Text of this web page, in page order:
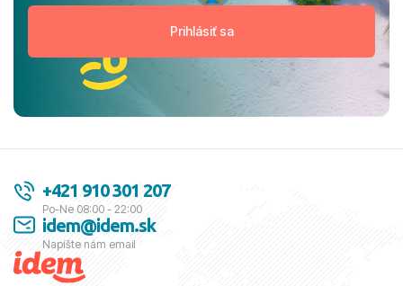
+421 910 301 207
Po-Ne 08:00 - 22:00
idem@idem.sk
Napíšte nám email